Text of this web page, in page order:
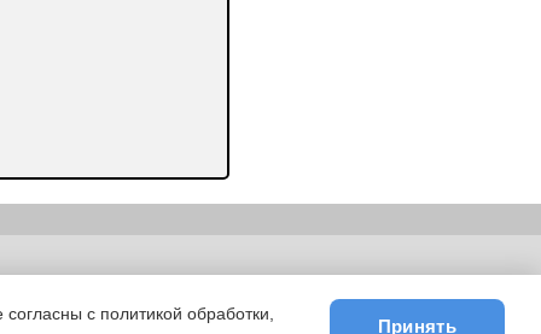
|E-mail
с политикой обработки,
Принять